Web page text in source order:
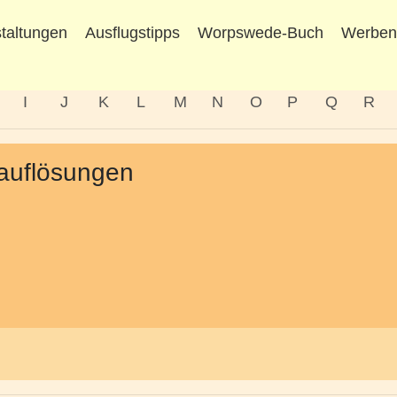
Ausflugstipps Worpswede-Buch Werben
I J K L M N O P Q R